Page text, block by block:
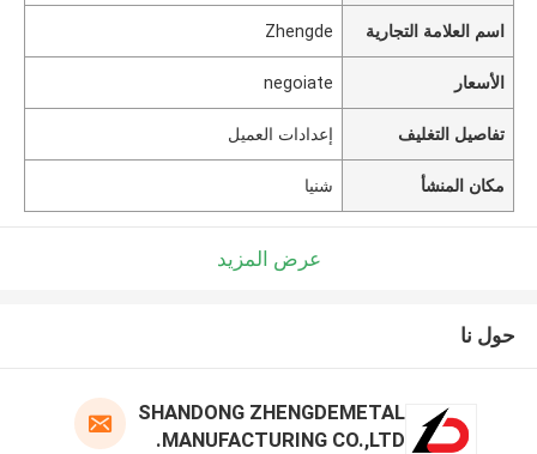
اسم العلامة التجارية Zhengde
الأسعار negoiate
تفاصيل التغليف إعدادات العميل
مكان المنشأ شنيا
عرض المزيد
حول نا
SHANDONG ZHENGDEMETAL
MANUFACTURING CO.,LTD.